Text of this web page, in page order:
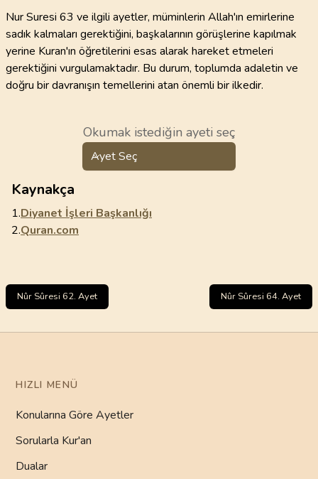
Nur Suresi 63 ve ilgili ayetler, müminlerin Allah'ın emirlerine
sadık kalmaları gerektiğini, başkalarının görüşlerine kapılmak
yerine Kuran'ın öğretilerini esas alarak hareket etmeleri
gerektiğini vurgulamaktadır. Bu durum, toplumda adaletin ve
doğru bir davranışın temellerini atan önemli bir ilkedir.
Okumak istediğin ayeti seç
Ayet Seç
Kaynakça
1.Diyanet İşleri Başkanlığı
2.Quran.com
Nûr Sûresi 62. Ayet Nûr Sûresi 64. Ayet
HIZLI MENÜ
Konularına Göre Ayetler
Sorularla Kur'an
Dualar